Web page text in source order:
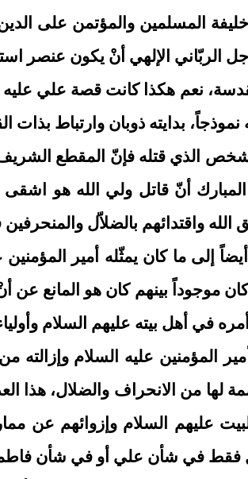
خليفة المسلمين والمؤتمن على
الربّاني الإلهي أنْ يكون عنصر
نعم هكذا كانت قصة علي عليه
بدايته ذوبان وارتباط
الذي قتله فإنّ المقطع
المبارك أنّ قاتل ولي الله هو
الله واقتدائهم بالضلاّل
إلى ما كان يمثّله أمير
كان موجوداً بينهم كان هو المانع
في أهل بيته عليهم السلام
المؤمنين عليه السلام
لها من الانحراف والضلال، هذا
عليهم السلام وإزوائهم عن
فقط في شأن علي أو في شأن فاطمة